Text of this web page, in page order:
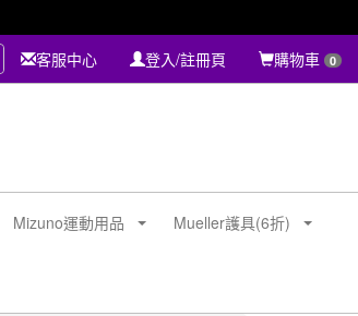
購物車
0
登入/註冊頁
客服中心
Mizuno運動用品 Mueller護具(6折)